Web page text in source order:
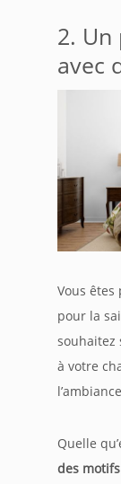
2. Un
avec
Vous
pour la
souhaitez
à votre
Quelle
des